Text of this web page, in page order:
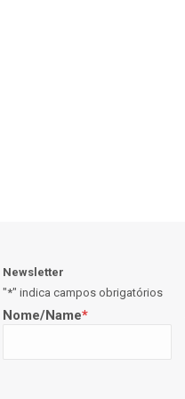
Newsletter
"*" indica campos obrigatórios
Nome/Name*